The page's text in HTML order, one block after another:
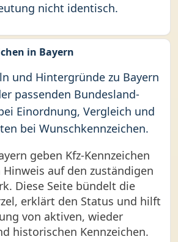
nicht identisch.
in Bayern
und Hintergründe zu Bayern
passenden Bundesland-
Einordnung, Vergleich und
bei Wunschkennzeichen.
geben Kfz-Kennzeichen
auf den zuständigen
Diese Seite bündelt die
erklärt den Status und hilft
von aktiven, wieder
historischen Kennzeichen.